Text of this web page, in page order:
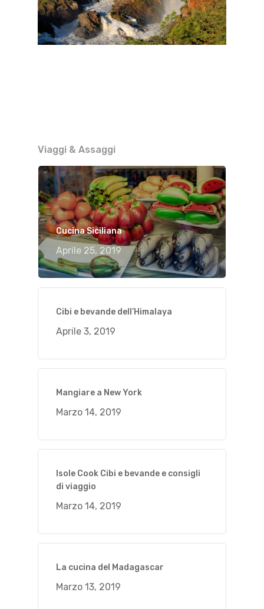
Viaggi & Assaggi
Cucina Siciliana
Aprile 25, 2019
Cibi e bevande dell’Himalaya
Aprile 3, 2019
Mangiare a New York
Marzo 14, 2019
Isole Cook Cibi e bevande e consigli
di viaggio
Marzo 14, 2019
La cucina del Madagascar
Marzo 13, 2019